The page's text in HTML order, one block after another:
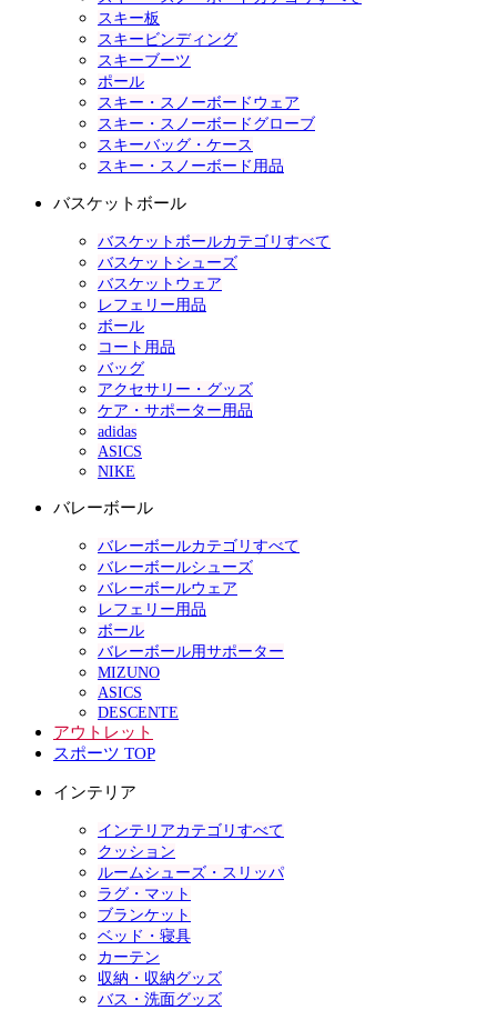
スキー板
スキービンディング
スキーブーツ
ポール
スキー・スノーボードウェア
スキー・スノーボードグローブ
スキーバッグ・ケース
スキー・スノーボード用品
バスケットボール
バスケットボールカテゴリすべて
バスケットシューズ
バスケットウェア
レフェリー用品
ボール
コート用品
バッグ
アクセサリー・グッズ
ケア・サポーター用品
adidas
ASICS
NIKE
バレーボール
バレーボールカテゴリすべて
バレーボールシューズ
バレーボールウェア
レフェリー用品
ボール
バレーボール用サポーター
MIZUNO
ASICS
DESCENTE
アウトレット
スポーツ TOP
インテリア
インテリアカテゴリすべて
クッション
ルームシューズ・スリッパ
ラグ・マット
ブランケット
ベッド・寝具
カーテン
収納・収納グッズ
バス・洗面グッズ